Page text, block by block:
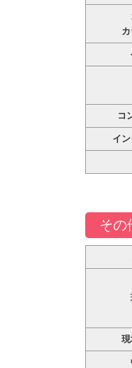
コ
イ
その